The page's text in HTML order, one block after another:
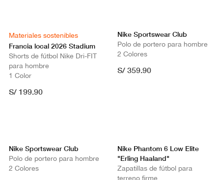
Materiales sostenibles
Francia local 2026 Stadium
Shorts de fútbol Nike Dri-FIT
para hombre
1 Color
S/ 199.90
Nike Sportswear Club
Polo de portero para hombre
2 Colores
S/ 359.90
Nike Sportswear Club
Polo de portero para hombre
2 Colores
Nike Phantom 6 Low Elite
"Erling Haaland"
Zapatillas de fútbol para
terreno firme